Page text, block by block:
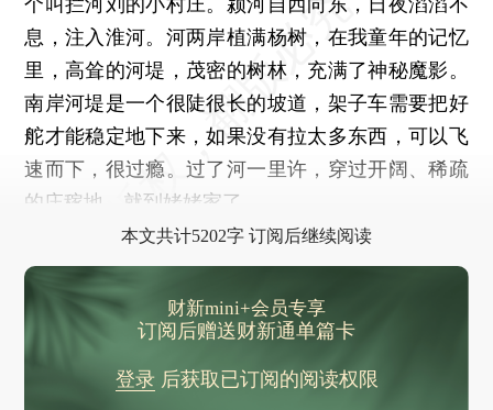
息，注入淮河。河两岸植满杨树，在我童年的记忆
里，高耸的河堤，茂密的树林，充满了神秘魔影。
南岸河堤是一个很陡很长的坡道，架子车需要把好
舵才能稳定地下来，如果没有拉太多东西，可以飞
速而下，很过瘾。过了河一里许，穿过开阔、稀疏
的庄稼地，就到姥姥家了。
本文共计5202字 订阅后继续阅读
财新mini+会员专享
订阅后赠送财新通单篇卡
登录后获取已订阅的阅读权限